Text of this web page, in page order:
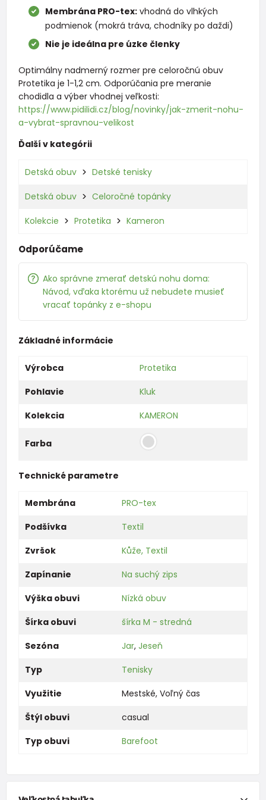
Membrána PRO-tex: vhodná do vlhkých
podmienok (mokrá tráva, chodníky po daždi)
Nie je ideálna pre úzke členky
Optimálny nadmerný rozmer pre celoročnú obuv
Protetika je 1-1,2 cm. Odporúčania pre meranie
chodidla a výber vhodnej veľkosti:
https://www.pidilidi.cz/blog/novinky/jak-zmerit-nohu-
a-vybrat-spravnou-velikost
Ďalší v kategórii
Detská obuv Detské tenisky
Detská obuv Celoročné topánky
Kolekcie Protetika Kameron
Odporúčame
Ako správne zmerať detskú nohu doma:
Návod, vďaka ktorému už nebudete musieť
vracať topánky z e-shopu
Základné informácie
Výrobca
Protetika
Pohlavie
Kluk
Kolekcia
KAMERON
Farba
Technické parametre
Membrána
PRO-tex
Podšívka
Textil
Zvršok
Kůže, Textil
Zapínanie
Na suchý zips
Výška obuvi
Nízká obuv
Šírka obuvi
šírka M - stredná
Sezóna
Jar, Jeseň
Typ
Tenisky
Využitie
Mestské, Voľný čas
Štýl obuvi
casual
Typ obuvi
Barefoot